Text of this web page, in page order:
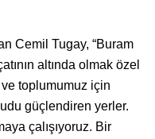
Cemil Tugay, “Buram
altında olmak özel
toplumumuz için
güçlendiren yerler.
çalışıyoruz. Bir